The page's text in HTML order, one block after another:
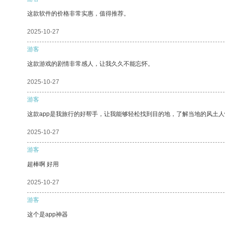
这款软件的价格非常实惠，值得推荐。
2025-10-27
游客
这款游戏的剧情非常感人，让我久久不能忘怀。
2025-10-27
游客
这款app是我旅行的好帮手，让我能够轻松找到目的地，了解当地的风土
2025-10-27
游客
超棒啊 好用
2025-10-27
游客
这个是app神器